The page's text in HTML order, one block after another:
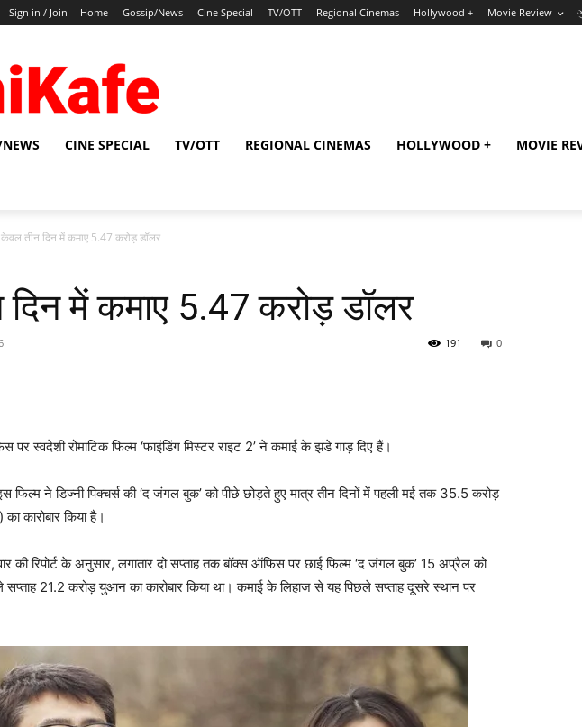
Sign in / Join Home Gossip/News Cine Special TV/OTT Regional Cinemas Hollywood + Movie Review
CINE SPECIAL TV/OTT REGIONAL CINEMAS HOLLYWOOD + MOVIE
केवल तीन दिन में कमाए 5.47 करोड़ डॉलर
में कमाए 5.47 करोड़ डॉलर
0
191
पर स्वदेशी रोमांटिक फिल्म ‘फाइंडिंग मिस्टर राइट 2’ ने कमाई के झंडे गाड़ दिए हैं।
फिल्म ने डिज्नी पिक्चर्स की ‘द जंगल बुक’ को पीछे छोड़ते हुए मात्र तीन दिनों में पहली मई तक 35.5 करोड़
कारोबार किया है।
की रिपोर्ट के अनुसार, लगातार दो सप्ताह तक बॉक्स ऑफिस पर छाई फिल्म ‘द जंगल बुक’ 15 अप्रैल को
21.2 करोड़ युआन का कारोबार किया था। कमाई के लिहाज से यह पिछले सप्ताह दूसरे स्थान पर